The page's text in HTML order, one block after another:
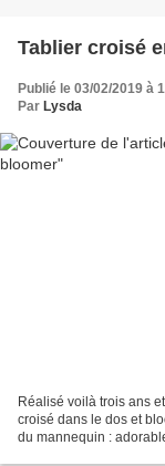
Tablier croisé
Publié le 03/02/2019 à
Par Lysda
Réalisé voilà trois ans
croisé dans le dos et
du mannequin :